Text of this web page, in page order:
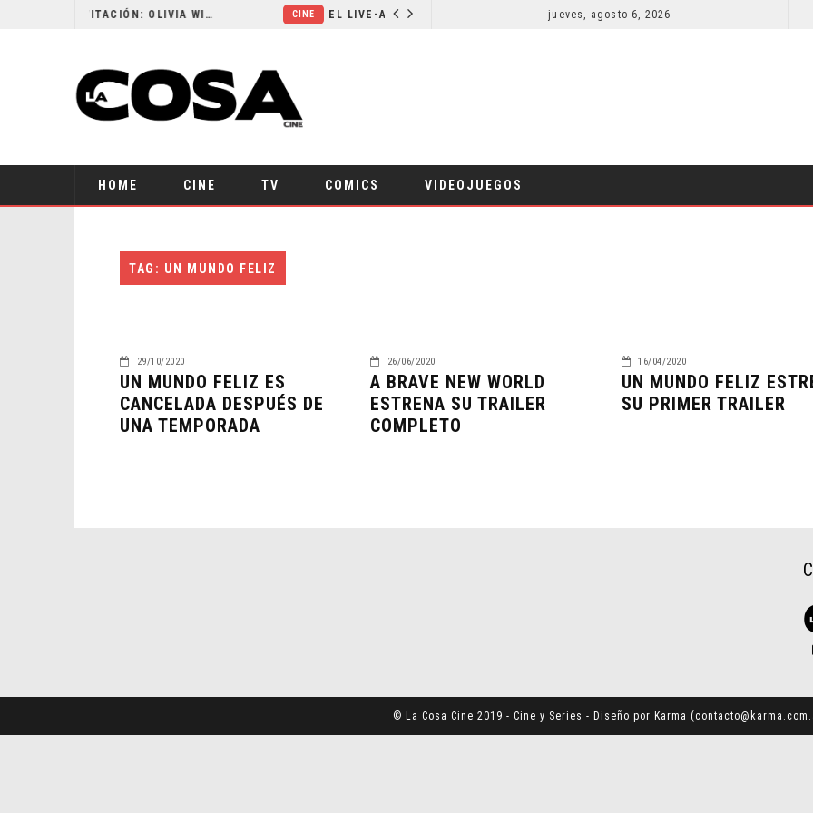
RESEÑA LA INVITACIÓN: OLIVIA WILDE REFLEXIONA SOBRE LA VIDA CONYUGAL CINE
jueves, agosto 6, 2026
HOME CINE TV COMICS VIDEOJUEGOS
TAG: UN MUNDO FELIZ
29/10/2020
UN MUNDO FELIZ ES
CANCELADA DESPUÉS DE
UNA TEMPORADA
26/06/2020
A BRAVE NEW WORLD
ESTRENA SU TRAILER
COMPLETO
16/04/2020
UN MUNDO FELIZ
SU PRIMER TRAILER
© La Cosa Cine 2019 - Cine y Series - Diseño por Karma (